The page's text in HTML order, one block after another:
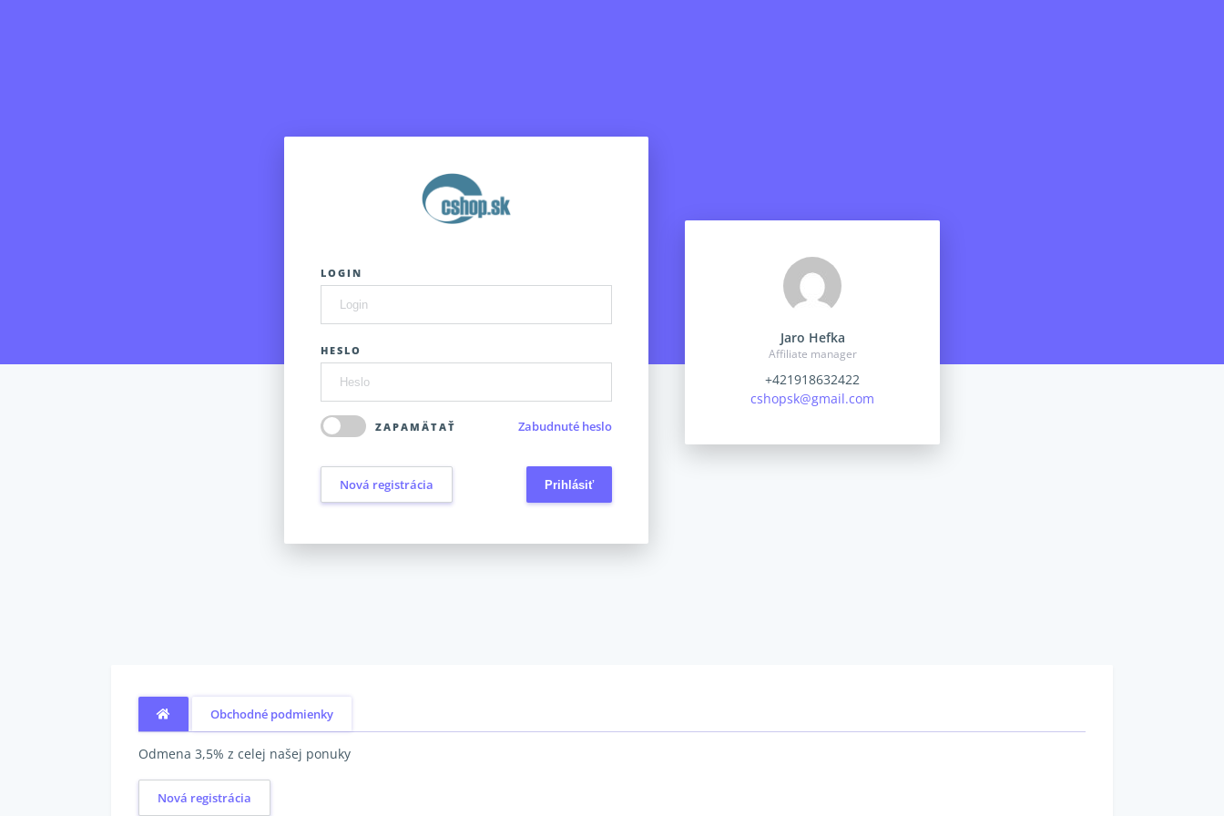
LOGIN
HESLO
ZAPAMÄTAŤ Zabudnuté heslo
Nová registrácia
Jaro Hefka
Affiliate manager
+421918632422
cshopsk@gmail.com
Obchodné podmienky
Odmena 3,5% z celej našej ponuky
Nová registrácia